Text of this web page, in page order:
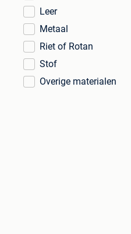
Leer
Metaal
Riet of Rotan
Stof
Overige materialen